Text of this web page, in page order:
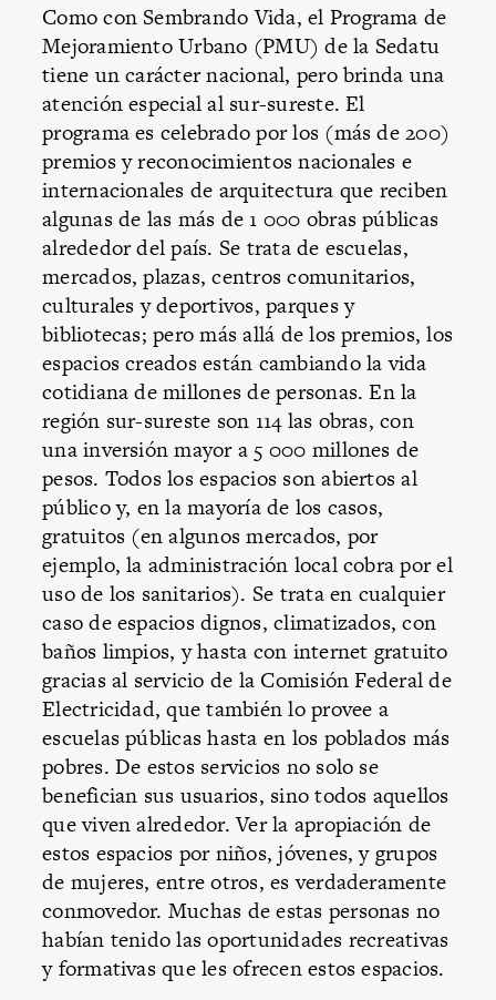
Como con Sembrando Vida, el Programa de
Mejoramiento Urbano (PMU) de la Sedatu
tiene un carácter nacional, pero brinda una
atención especial al sur-sureste. El
programa es celebrado por los (más de 200)
premios y reconocimientos nacionales e
internacionales de arquitectura que reciben
algunas de las más de 1 000 obras públicas
alrededor del país. Se trata de escuelas,
mercados, plazas, centros comunitarios,
culturales y deportivos, parques y
bibliotecas; pero más allá de los premios, los
espacios creados están cambiando la vida
cotidiana de millones de personas. En la
región sur-sureste son 114 las obras, con
una inversión mayor a 5 000 millones de
pesos. Todos los espacios son abiertos al
público y, en la mayoría de los casos,
gratuitos (en algunos mercados, por
ejemplo, la administración local cobra por el
uso de los sanitarios). Se trata en cualquier
caso de espacios dignos, climatizados, con
baños limpios, y hasta con internet gratuito
gracias al servicio de la Comisión Federal de
Electricidad, que también lo provee a
escuelas públicas hasta en los poblados más
pobres. De estos servicios no solo se
benefician sus usuarios, sino todos aquellos
que viven alrededor. Ver la apropiación de
estos espacios por niños, jóvenes, y grupos
de mujeres, entre otros, es verdaderamente
conmovedor. Muchas de estas personas no
habían tenido las oportunidades recreativas
y formativas que les ofrecen estos espacios.